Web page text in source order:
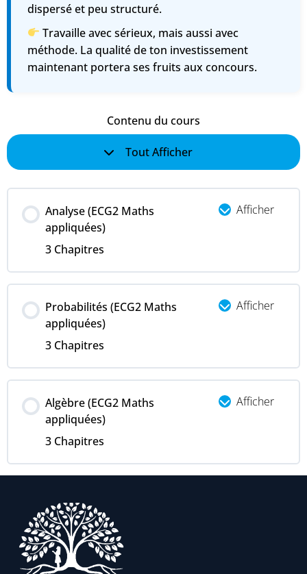
dispersé et peu structuré.
Travaille avec sérieux, mais aussi avec
méthode. La qualité de ton investissement
maintenant portera ses fruits aux concours.
Contenu du cours
Tout Afficher
Analyse (ECG2 Maths
appliquées)
3 Chapitres
Afficher
Probabilités (ECG2 Maths
appliquées)
3 Chapitres
Afficher
Algèbre (ECG2 Maths
appliquées)
3 Chapitres
Afficher